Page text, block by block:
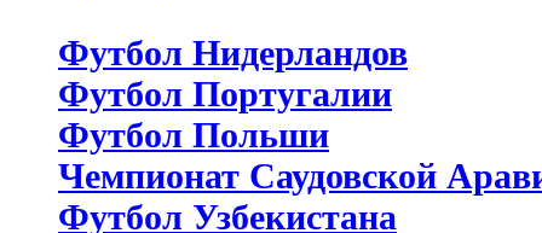
Футбол Нидерландов
Футбол Португалии
Футбол Польши
Чемпионат Саудовской
Футбол Узбекистана